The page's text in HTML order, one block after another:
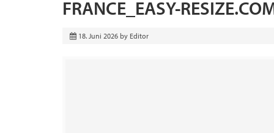
FRANCE_EASY-
18. Juni 2026 by Editor